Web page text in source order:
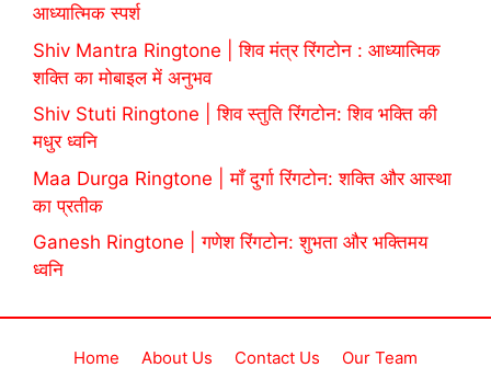
आध्यात्मिक स्पर्श
Shiv Mantra Ringtone | शिव मंत्र रिंगटोन : आध्यात्मिक
शक्ति का मोबाइल में अनुभव
Shiv Stuti Ringtone | शिव स्तुति रिंगटोन: शिव भक्ति की
मधुर ध्वनि
Maa Durga Ringtone | माँ दुर्गा रिंगटोन: शक्ति और आस्था
का प्रतीक
Ganesh Ringtone | गणेश रिंगटोन: शुभता और भक्तिमय
ध्वनि
Home About Us Contact Us Our Team